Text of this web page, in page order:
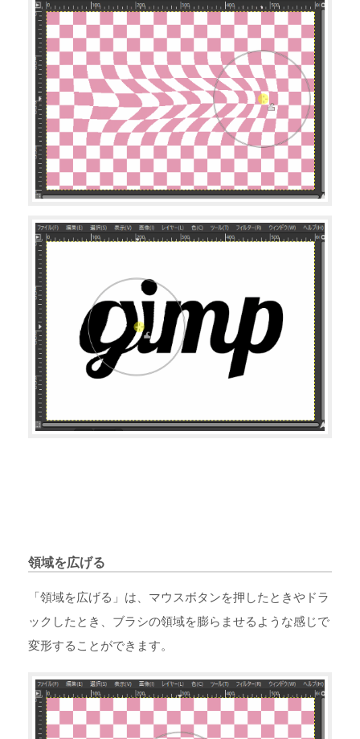
領域を広げる
「領域を広げる」は、マウスボタンを押したときやドラ
ックしたとき、ブラシの領域を膨らませるような感じで
変形することができます。